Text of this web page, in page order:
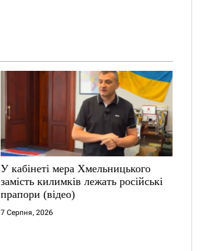
У кабінеті мера Хмельницького
замість килимків лежать російські
прапори (відео)
7 Серпня, 2026